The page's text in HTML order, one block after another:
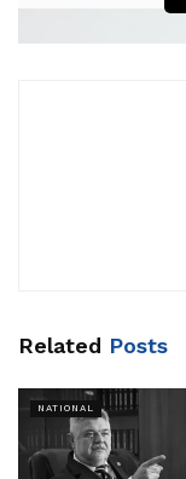
Senatorul Ninel
Related Posts
NATIONAL